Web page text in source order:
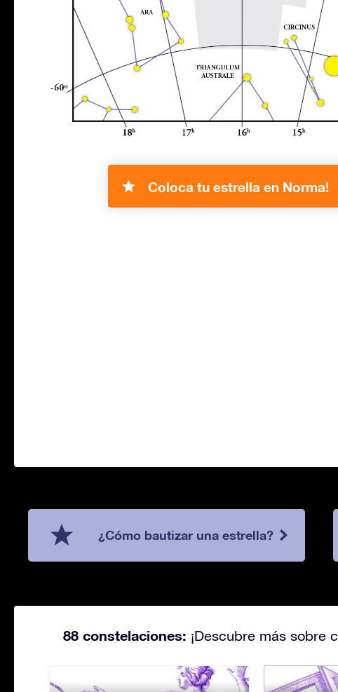
Coloca tu estrella en Norma!
¿Cómo bautizar una estrella?
88 constelaciones: ¡Descubre más sobre